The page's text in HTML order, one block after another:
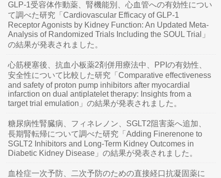
GLP-1受容体作動薬、腎機能別、心血管への有効性につい
て調べた研究「Cardiovascular Efficacy of GLP-1
Receptor Agonists by Kidney Function: An Updated Meta-
Analysis of Randomized Trials Including the SOUL Trial」
の結果が発表されました。
心筋梗塞後、抗血小板薬2剤併用療法中、PPIの有効性、
安全性について比較した研究「Comparative effectiveness
and safety of proton pump inhibitors after myocardial
infarction on dual antiplatelet therapy: Insights from a
target trial emulation」の結果が発表されました。
糖尿病性腎臓病、フィネレノン、SGLT2阻害薬へ追加、
長期腎転帰について調べた研究「Adding Finerenone to
SGLT2 Inhibitors and Long-Term Kidney Outcomes in
Diabetic Kidney Disease」の結果が発表されました。
血栓症一次予防、二次予防のための直接経口抗凝固薬に